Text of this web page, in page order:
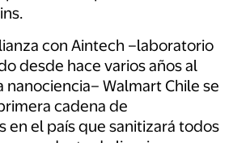
con Aintech –laboratorio
desde hace varios años al
Walmart Chile se
cadena de
en el país que sanitizará todos